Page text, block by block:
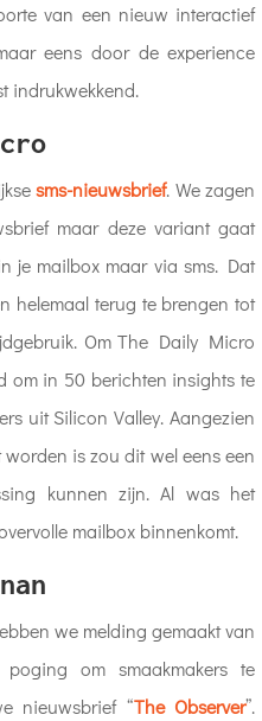
van een nieuw interactief
eens door de experience
indrukwekkend.
sms-nieuwsbrief. We zagen
maar deze variant gaat
je mailbox maar via sms. Dat
helemaal terug te brengen tot
Om The Daily Micro
om in 50 berichten insights te
uit Silicon Valley. Aangezien
is zou dit wel eens een
kunnen zijn. Al was het
mailbox binnenkomt.
we melding gemaakt van
om smaakmakers te
nieuwsbrief “The Observer”.